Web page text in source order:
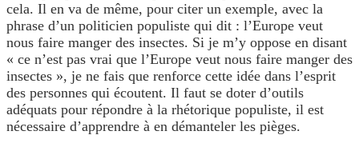
cela. Il en va de même, pour citer un exemple, avec la
phrase d’un politicien populiste qui dit : l’Europe veut
nous faire manger des insectes. Si je m’y oppose en disant
« ce n’est pas vrai que l’Europe veut nous faire manger des
insectes », je ne fais que renforce cette idée dans l’esprit
des personnes qui écoutent. Il faut se doter d’outils
adéquats pour répondre à la rhétorique populiste, il est
nécessaire d’apprendre à en démanteler les pièges.